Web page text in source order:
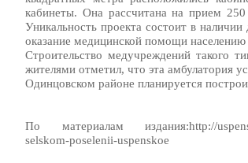
кабинеты. Она рассчитана на прием
Уникальность проекта состоит в
оказание медицинской помощи населению
Строительство медучреждений
жителями отметил, что эта амбулатория
Одинцовском районе планируется
По материалам издания:http://
selskom-poselenii-uspenskoe